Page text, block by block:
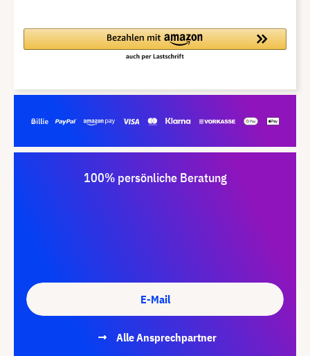
100% persönliche Beratung
E-Mail
Alle Ansprechpartner